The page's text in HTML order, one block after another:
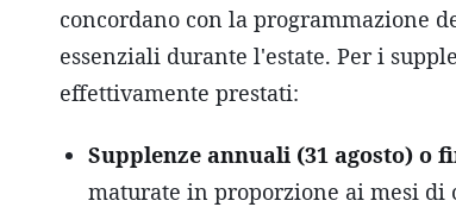
concordano con la programmazione
essenziali durante l'estate. Per i
effettivamente prestati:
Supplenze annuali (31 agosto) o
maturate in proporzione ai mesi